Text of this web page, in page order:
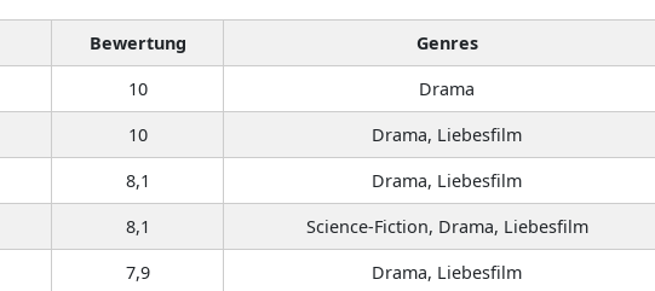
Bewertung
Genres
10
Drama
10
Drama, Liebesfilm
8,1
Drama, Liebesfilm
8,1
Science-Fiction, Drama, Liebesfilm
7,9 Drama, Liebesfilm